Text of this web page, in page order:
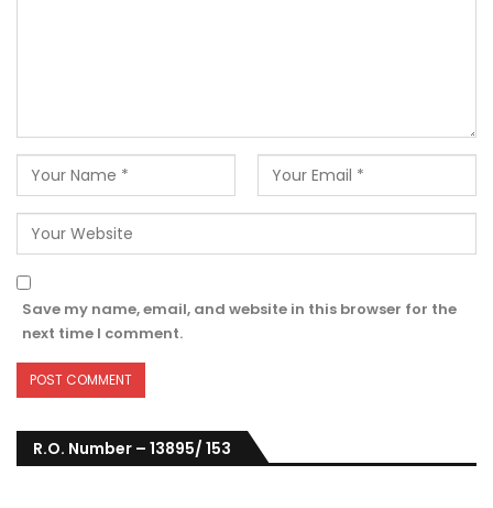
Save my name, email, and website in this browser for the
next time I comment.
R.O. Number – 13895/ 153